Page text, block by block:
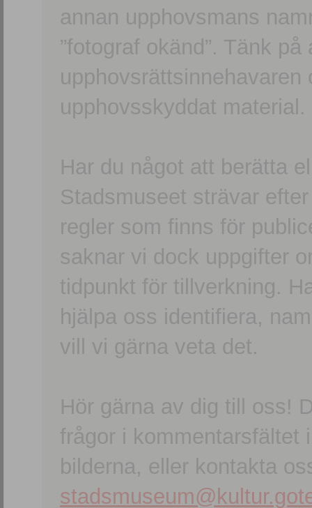
annan upphovsmans
”fotograf okänd”. Tänk
upphovsskyddat material.
Har du något att berätta
Stadsmuseet strävar
regler som finns för
saknar vi dock uppgifter
tidpunkt för tillverkning.
hjälpa oss identifiera,
vill vi gärna veta det.
Hör gärna av dig till oss!
frågor i kommentarsfältet
bilderna, eller kontakta